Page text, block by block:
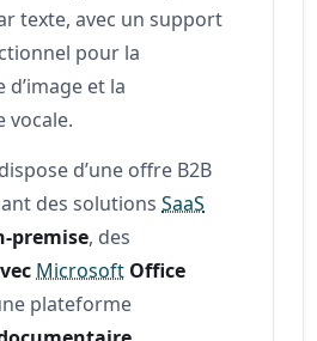
texte, avec un support
pour la
d’image et la
vocale.
dispose d’une offre B2B
des solutionsSaaS
premise, des
Microsoft Office
plateforme